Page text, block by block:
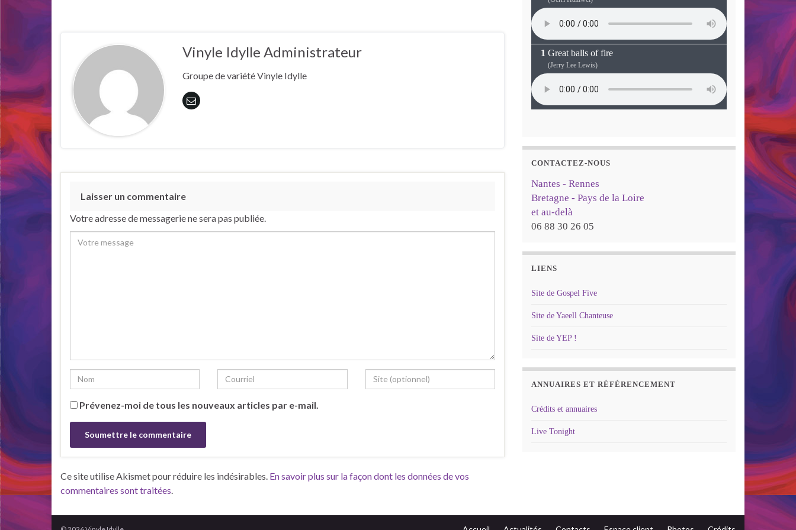
Vinyle Idylle Administrateur
Groupe de variété Vinyle Idylle
Laisser un commentaire
Votre adresse de messagerie ne sera pas publiée.
Prévenez-moi de tous les nouveaux articles par e-mail.
Ce site utilise Akismet pour réduire les indésirables. En savoir plus sur la façon dont les données de vos
commentaires sont traitées
Great balls of fire
(Jerry Lee Lewis)
CONTACTEZ-NOUS
Nantes - Rennes
Bretagne - Pays de la Loire
et au-delà
06 88 30 26 05
LIENS
Site de Gospel Five
Site de Yaeell Chanteuse
Site de YEP !
ANNUAIRES ET RÉFÉRENCEMENT
Crédits et annuaires
Live Tonight